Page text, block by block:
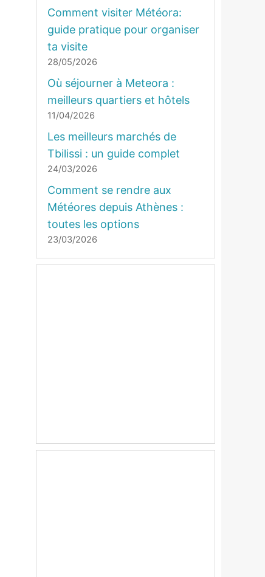
Comment visiter Météora:
guide pratique pour organiser
ta visite
28/05/2026
Où séjourner à Meteora :
meilleurs quartiers et hôtels
11/04/2026
Les meilleurs marchés de
Tbilissi : un guide complet
24/03/2026
Comment se rendre aux
Météores depuis Athènes :
toutes les options
23/03/2026